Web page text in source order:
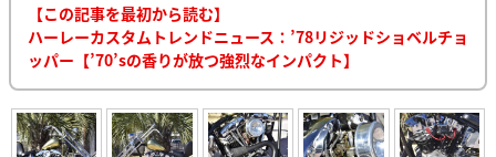
【この記事を最初から読む】
ハーレーカスタムトレンドニュース：’78リジッドショベルチョ
ッパー【’70’sの香りが放つ強烈なインパクト】